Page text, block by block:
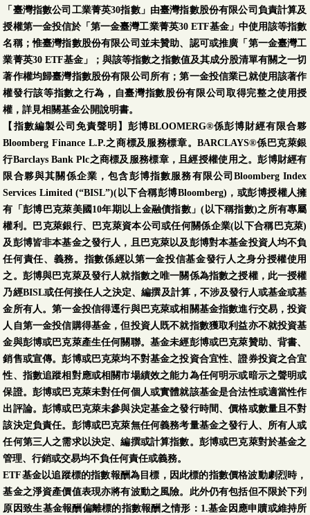
「臺灣指數公司工業菁英30指數」由臺灣指數股份有限公司負責計算及
授權第一金投信於「第一金臺灣工業菁英30 ETF基金」中使用該等指數
名稱；惟臺灣指數股份有限公司並未贊助、認可或推廣「第一金臺灣工
業菁英30 ETF基金」；與該等指數之指數值及其成分股清單有關之一切
著作權均歸臺灣指數股份有限公司所有；第一金投信業已就使用該著作
權發行該等指數之行為，自臺灣指數股份有限公司取得完整之使用授
權，詳見相關基金公開說明書。
【指數編製公司免責聲明】彭博BLOOMERG®係彭博財經有限合夥
Bloomberg Finance L.P.之商標及服務標章。BARCLAYS®係巴克萊銀
行Barclays Bank Plc之商標及服務標章，且經授權使用之。彭博財經有
限合夥與其關係企業，包含彭博指數服務有限公司Bloomberg Index
Services Limited (“BISL”)(以下合稱彭博Bloomberg)，或彭博授權人擁
有「彭博巴克萊美國10年期以上金融債指數」(以下稱指數)之所有專屬
權利。巴克萊銀行、巴克萊資本公司或任何關係企業(以下合稱巴克萊)
及彭博皆非本基金之發行人，且巴克萊以及彭博對本基金投資人均不負
任何責任、義務。指數係經以第一金投信基金發行人之身分授權使用
之。彭博與巴克萊及發行人就指數之唯一關係為指數之授權，此一授權
乃經BISL或任何接任人之決定、編撰及計算，不涉及發行人或基金或基
金所有人。第一金投信得逕行與巴克萊或相關基金指數進行交易，投資
人自第一金投信購得基金，但投資人既不就指數獲取利益亦不就投資基
金與彭博或巴克萊產生任何關聯。基金未經彭博或巴克萊贊助、背書、
銷售或宣傳。彭博或巴克萊均不對基金之投資合宜性、證券投資之合宜
性、指數追蹤相對應或相關市場績效之能力為任何明示或暗示之聲明或
保證。彭博或巴克萊未對任何個人或實體就該基金是合法性或適當性作
出評論。彭博或巴克萊未參與決定基金之發行時間、價格或數量且不對
該決定負責任。彭博或巴克萊無任何義務考量基金之發行人、所有人或
任何第三人之需求以決定、編撰或計算指數。彭博或巴克萊對於基金之
管理、行銷或交易均不負任何責任或義務。
ETF基金以追蹤標的指數報酬為目標，因此標的指數價格波動劇烈時，
基金之淨資產價值表現亦將有波動之風險。此外仍有包括但不限於下列
原因致生基金報酬偏離標的指數報酬之情形：1.基金因應申贖或維持所